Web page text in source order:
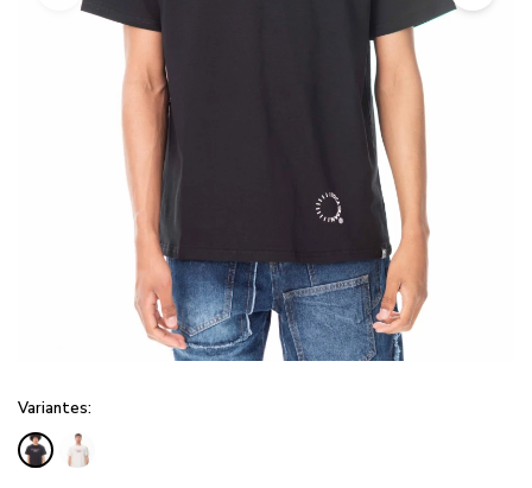
Variantes: